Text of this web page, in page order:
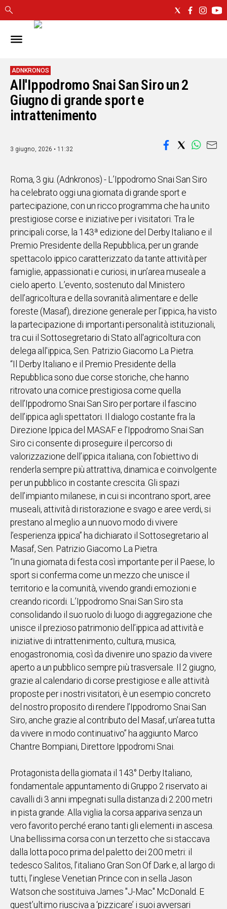
IN
CAGLIARI
SASSARI
NUORO
ORISTANO
OGLIASTRA
CAMPIDANO
ALTRE
NOTIZIE
POLITICA
IN
ITALIA
NEL
MONDO
SPORT
EVENTI
STORIE
VIDEO
UNISCITI
AL CANALE
WHATSAPP
Social
ADNKRONOS
All'Ippodromo Snai San Siro un 2
Giugno di grande sport e
intrattenimento
3 giugno, 2026 • 11:32
Roma, 3 giu. (Adnkronos) - L’Ippodromo Snai San Siro
ha celebrato oggi una giornata di grande sport e
partecipazione, con un ricco programma che ha unito
prestigiose corse e iniziative per i visitatori. Tra le
principali corse, la 143ª edizione del Derby Italiano e il
Premio Presidente della Repubblica, per un grande
spettacolo ippico caratterizzato da tante attività per
famiglie, appassionati e curiosi, in un’area museale a
cielo aperto. L’evento, sostenuto dal Ministero
dell’agricoltura e della sovranità alimentare e delle
foreste (Masaf), direzione generale per l’ippica, ha visto
la partecipazione di importanti personalità istituzionali,
tra cui il Sottosegretario di Stato all'agricoltura con
delega all'ippica, Sen. Patrizio Giacomo La Pietra.
“Il Derby Italiano e il Premio Presidente della
Repubblica sono due corse storiche, che hanno
ritrovato una cornice prestigiosa come quella
dell’Ippodromo Snai San Siro per portare il fascino
dell’ippica agli spettatori. Il dialogo costante fra la
Direzione Ippica del MASAF e l’Ippodromo Snai San
Siro ci consente di proseguire il percorso di
valorizzazione dell’ippica italiana, con l’obiettivo di
renderla sempre più attrattiva, dinamica e coinvolgente
per un pubblico in costante crescita. Gli spazi
dell’impianto milanese, in cui si incontrano sport, aree
museali, attività di ristorazione e svago e aree verdi, si
prestano al meglio a un nuovo modo di vivere
l’esperienza ippica” ha dichiarato il Sottosegretario al
Masaf, Sen. Patrizio Giacomo La Pietra.
“In una giornata di festa così importante per il Paese, lo
sport si conferma come un mezzo che unisce il
territorio e la comunità, vivendo grandi emozioni e
creando ricordi. L’Ippodromo Snai San Siro sta
consolidando il suo ruolo di luogo di aggregazione che
unisce il prezioso patrimonio dell’ippica ad attività e
iniziative di intrattenimento, cultura, musica,
enogastronomia, così da divenire uno spazio da vivere
aperto a un pubblico sempre più trasversale. Il 2 giugno,
grazie al calendario di corse prestigiose e alle attività
proposte per i nostri visitatori, è un esempio concreto
del nostro proposito di rendere l’Ippodromo Snai San
Siro, anche grazie al contributo del Masaf, un’area tutta
da vivere in modo continuativo” ha aggiunto Marco
Chantre Bompiani, Direttore Ippodromi Snai.
Protagonista della giornata il 143° Derby Italiano,
fondamentale appuntamento di Gruppo 2 riservato ai
cavalli di 3 anni impegnati sulla distanza di 2.200 metri
in pista grande. Alla viglia la corsa appariva senza un
vero favorito perché erano tanti gli elementi in ascesa.
Una bellissima corsa con un terzetto che si staccava
dalla lotta poco prima del paletto dei 200 metri: il
tedesco Salitos, l’italiano Gran Son Of Dark e, al largo di
tutti, l’inglese Venetian Prince con in sella Jason
Watson che sostituiva James "J-Mac" McDonald. E
quest’ultimo riusciva a ‘pizzicare’ i suoi avversari